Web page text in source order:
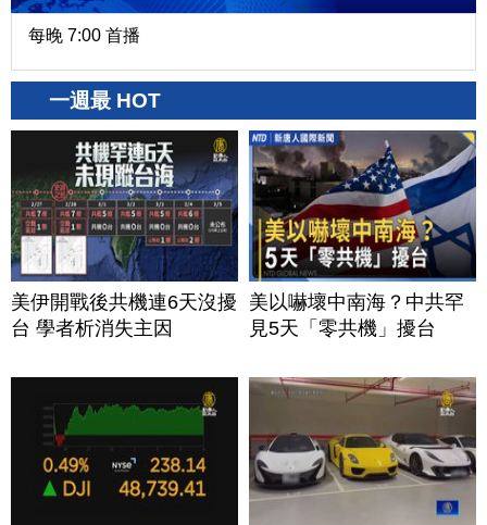
每晚 7:00 首播
一週最 HOT
美伊開戰後共機連6天沒擾
台 學者析消失主因
美以嚇壞中南海？中共罕
見5天「零共機」擾台